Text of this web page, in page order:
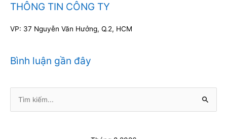
THÔNG TIN CÔNG TY
VP: 37 Nguyễn Văn Hưởng, Q.2, HCM
Bình luận gần đây
kiếm: